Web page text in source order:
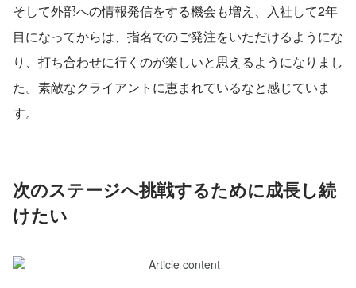
そして外部への情報発信をする機会も増え、入社して2年
目になってからは、指名でのご発注をいただけるようにな
り、打ち合わせに行くのが楽しいと思えるようになりまし
た。素敵なクライアントに恵まれているなと感じていま
す。
次のステージへ挑戦するために成長し続
けたい